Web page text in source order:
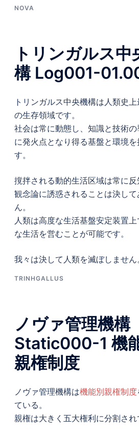
NOVA
トリンガルス中
構 Log001-
トリンガルス中央機構は人類史
の生存領域です。
社会は常に動態し、知識と技術の
に発火点となり得る基盤と環境を
す。
撹拌される動的生活区域は常に
観念論に誘惑されることは決し
ん。
人類は高度な生活基盤安定装置
な生活を営むことが可能です。
我々は決して人類を滅ぼしません
TRINHGALLUS
ノヴァ管理機構
Static000-1 機
親権制度
ノヴァ管理機構は機能別親権制度
ている。
親権は大きく五大権利に分割され